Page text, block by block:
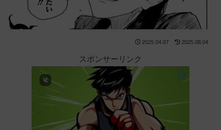
2025.04.07 2025.08.04
スポンサーリンク